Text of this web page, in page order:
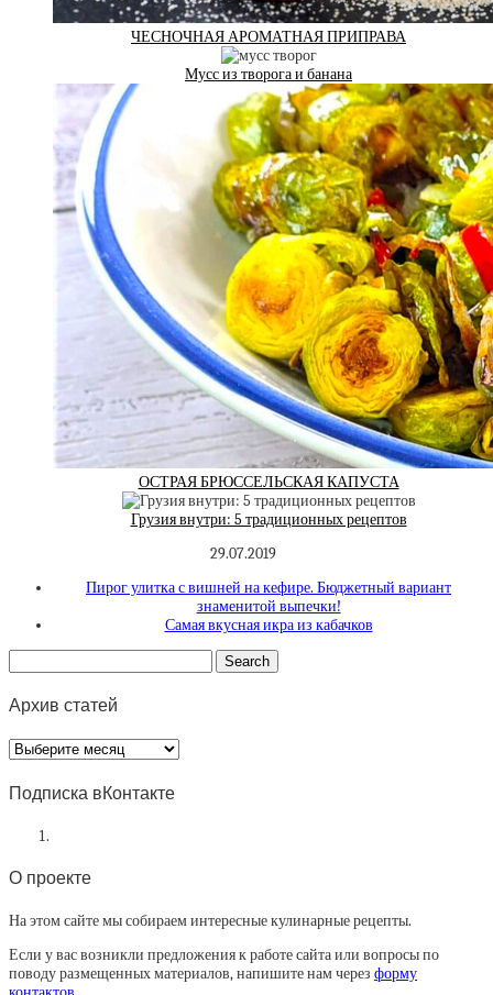
ЧЕСНОЧНАЯ АРОМАТНАЯ ПРИПРАВА
Мусс из творога и банана
ОСТРАЯ БРЮССЕЛЬСКАЯ КАПУСТА
Грузия внутри: 5 традиционных рецептов
29.07.2019
Пирог улитка с вишней на кефире. Бюджетный вариант
знаменитой выпечки!
Самая вкусная икра из кабачков
Архив статей
Архив
статей
Подписка вКонтакте
О проекте
На этом сайте мы собираем интересные кулинарные рецепты.
Если у вас возникли предложения к работе сайта или вопросы по
поводу размещенных материалов, напишите нам через форму